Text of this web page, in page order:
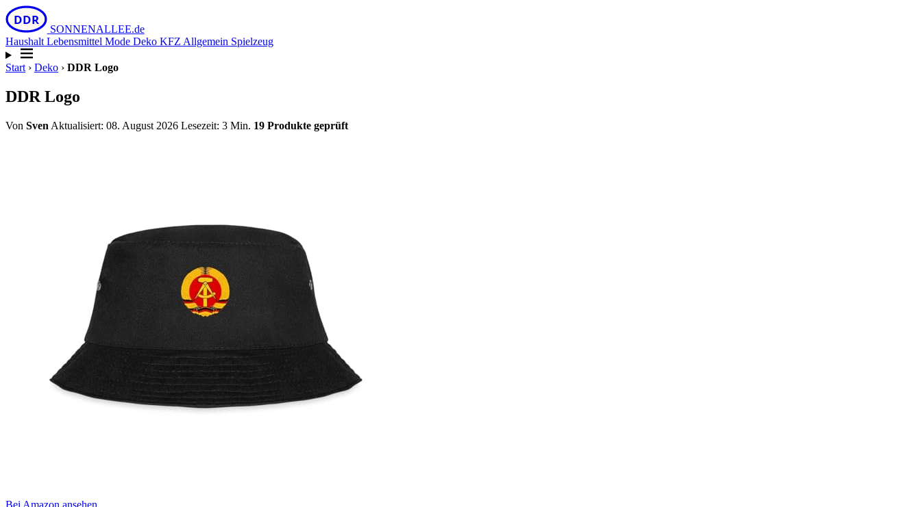
DDR
SONNENALLEE.de
Haushalt Lebensmittel Mode Deko KFZ Allgemein Spielzeug
Start › Deko › DDR Logo
DDR Logo
Von Sven Aktualisiert: 08. August 2026 Lesezeit: 3 Min. 19 Produkte geprüft
Bei Amazon ansehen